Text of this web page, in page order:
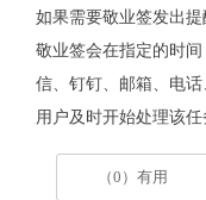
如果需要敬业签发出提
敬业签会在指定的时
信、钉钉、邮箱、电
用户及时开始处理该任
（0）有用